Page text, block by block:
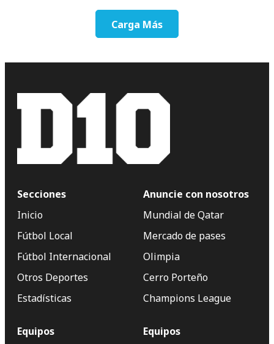
Carga Más
Secciones
Inicio
Fútbol Local
Fútbol Internacional
Otros Deportes
Estadísticas
Anuncie con nosotros
Mundial de Qatar
Mercado de pases
Olimpia
Cerro Porteño
Champions League
Equipos Equipos